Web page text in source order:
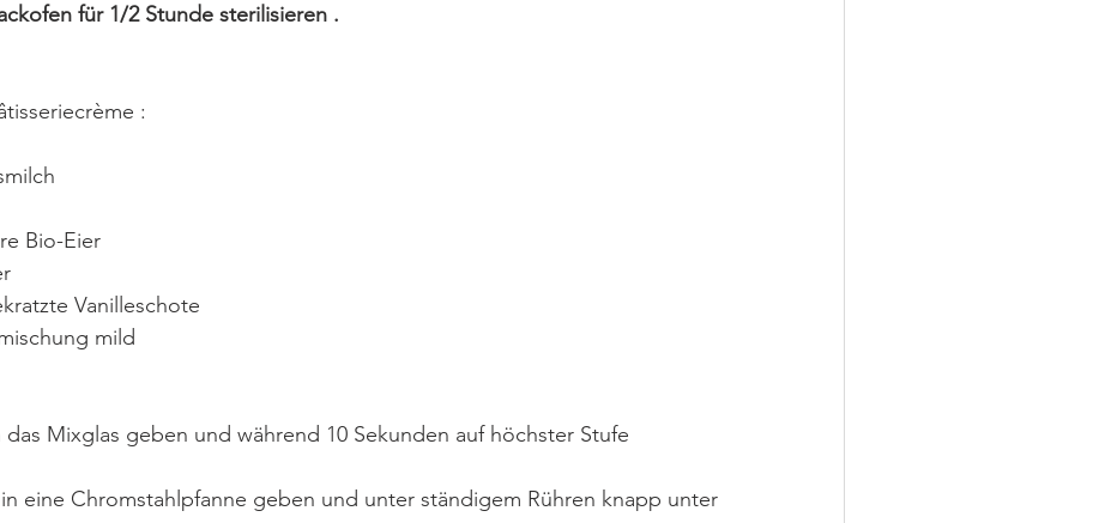
für 1/2 Stunde sterilisieren .
:
Bio-Eier
Vanilleschote
mild
Mixglas geben und während 10 Sekunden auf höchster Stufe
eine Chromstahlpfanne geben und unter ständigem Rühren knapp unter